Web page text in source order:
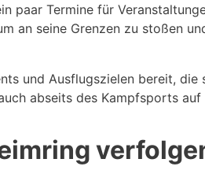
paar Termine für
an seine Grenzen zu stoßen
und Ausflugszielen bereit,
abseits des Kampfsports